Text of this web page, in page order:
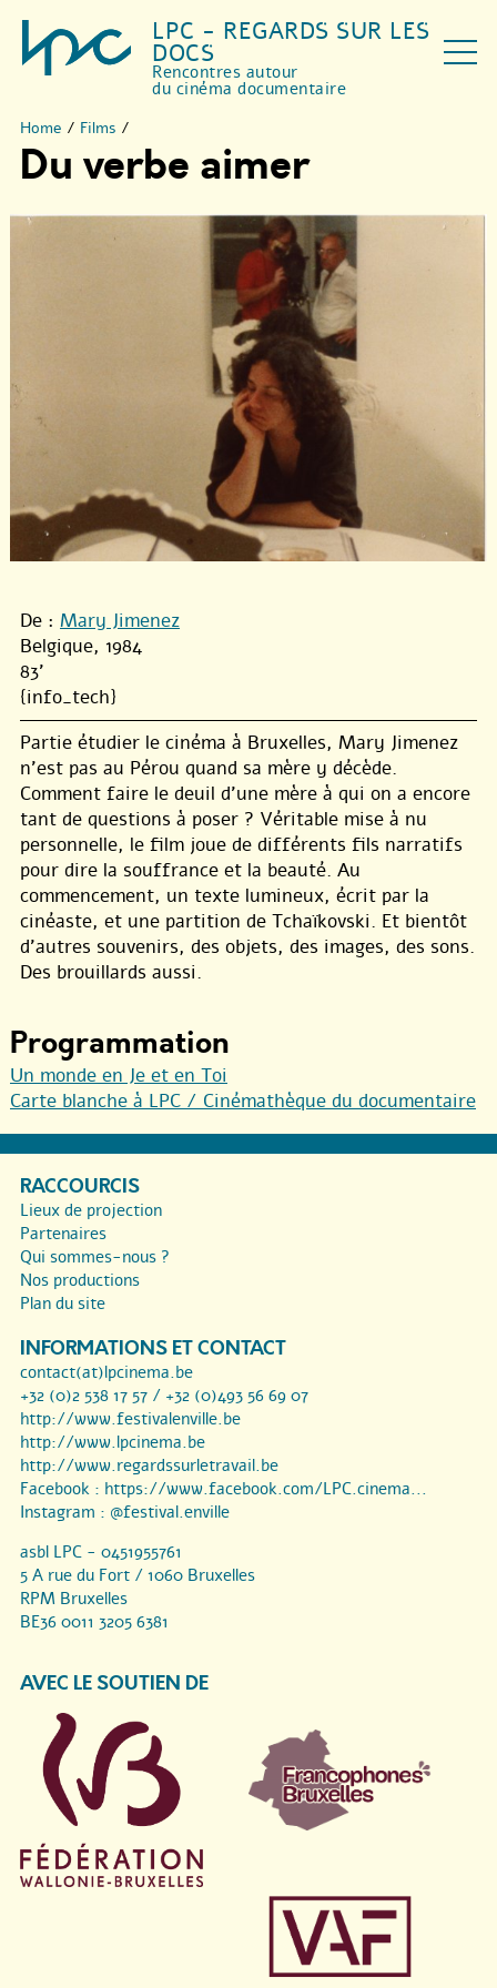
LPC - REGARDS SUR LES
DOCS
Rencontres autour
du cinéma documentaire
Home / Films /
Du verbe aimer
De : Mary Jimenez
Belgique, 1984
83'
{info_tech}
Partie étudier le cinéma à Bruxelles, Mary Jimenez
n’est pas au Pérou quand sa mère y décède.
Comment faire le deuil d’une mère à qui on a encore
tant de questions à poser ? Véritable mise à nu
personnelle, le film joue de différents fils narratifs
pour dire la souffrance et la beauté. Au
commencement, un texte lumineux, écrit par la
cinéaste, et une partition de Tchaïkovski. Et bientôt
d’autres souvenirs, des objets, des images, des sons.
Des brouillards aussi.
Programmation
Un monde en Je et en Toi
Carte blanche à LPC / Cinémathèque du documentaire
RACCOURCIS
Lieux de projection
Partenaires
Qui sommes-nous ?
Nos productions
Plan du site
INFORMATIONS ET CONTACT
contact(at)lpcinema.be
+32 (0)2 538 17 57 / +32 (0)493 56 69 07
http://www.festivalenville.be
http://www.lpcinema.be
http://www.regardssurletravail.be
Facebook : https://www.facebook.com/LPC.cinema...
Instagram : @festival.enville
asbl LPC - 0451955761
5 A rue du Fort / 1060 Bruxelles
RPM Bruxelles
BE36 0011 3205 6381
AVEC LE SOUTIEN DE